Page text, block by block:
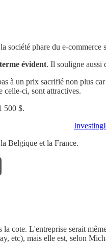
phare du e-
évident. Il souligne aussi
à un prix sacrifié non plus car
celle-ci, sont attractives.
500 $.
Belgique et la France.
cote. L'entreprise serait
etc), mais elle est, selon